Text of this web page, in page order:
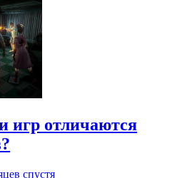
игр отличаются
спустя